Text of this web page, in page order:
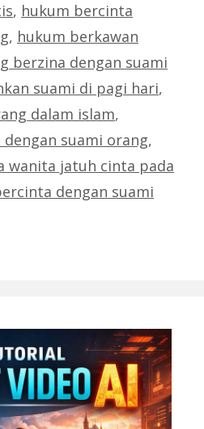
, hukum bercinta
, hukum berkawan
berzina dengan suami
suami di pagi hari,
dalam islam,
suami orang,
wanita jatuh cinta pada
dengan suami